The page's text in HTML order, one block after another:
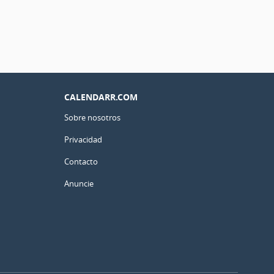
CALENDARR.COM
Sobre nosotros
Privacidad
Contacto
Anuncie